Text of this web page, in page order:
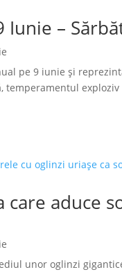
Iunie –
pe 9 iunie și
temperamentul
care aduce
unor oglinzi